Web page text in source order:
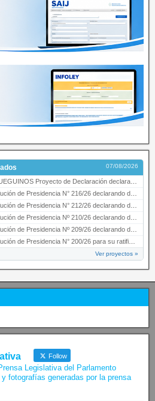
07/08/2026
de Declaración declarando de interés provincial PRESIDENCI…
N° 216/26 declarando de interés provincial la labor …
N° 212/26 declarando de interés provincial el “50° A…
Nº 210/26 declarando de interés provincial el proyec…
Nº 209/26 declarando de interés provincial la presen…
de Presidencia N° 200/26 para su ratificación.
Ver proyectos »
Follow
Legislativa del Parlamento
fotografías generadas por la prensa